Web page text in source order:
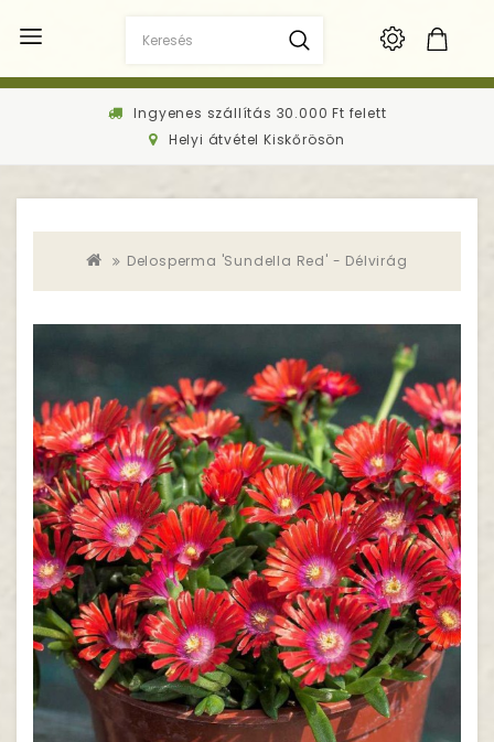
Ingyenes szállítás 30.000 Ft felett
Helyi átvétel Kiskőrösön
Delosperma 'Sundella Red' - Délvirág